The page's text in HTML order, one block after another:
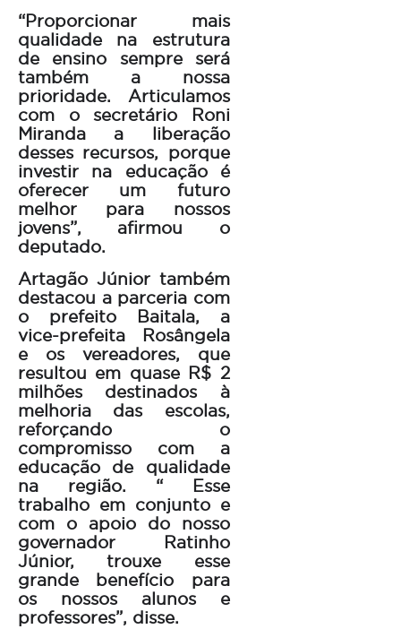
“Proporcionar mais
qualidade na estrutura
de ensino sempre será
também a nossa
prioridade. Articulamos
com o secretário Roni
Miranda a liberação
desses recursos, porque
investir na educação é
oferecer um futuro
melhor para nossos
jovens”, afirmou o
deputado.
Artagão Júnior também
destacou a parceria com
o prefeito Baitala, a
vice-prefeita Rosângela
e os vereadores, que
resultou em quase R$ 2
milhões destinados à
melhoria das escolas,
reforçando o
compromisso com a
educação de qualidade
na região. “ Esse
trabalho em conjunto e
com o apoio do nosso
governador Ratinho
Júnior, trouxe esse
grande benefício para
os nossos alunos e
professores”, disse.